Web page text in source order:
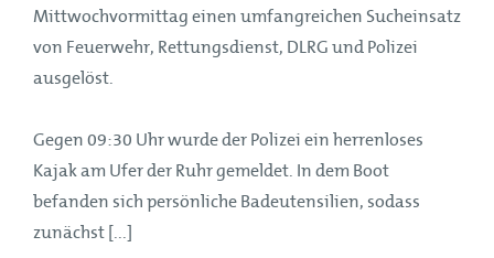
Mittwochvormittag einen umfangreichen Sucheinsatz
von Feuerwehr, Rettungsdienst, DLRG und Polizei
ausgelöst.
Gegen 09:30 Uhr wurde der Polizei ein herrenloses
Kajak am Ufer der Ruhr gemeldet. In dem Boot
befanden sich persönliche Badeutensilien, sodass
zunächst [...]